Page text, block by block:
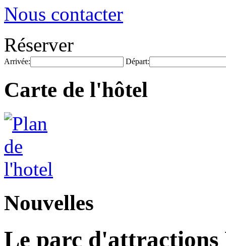
Nous contacter
Réserver
Arrivée: Départ:
Carte de l'hôtel
Nouvelles
Le parc d'attractions